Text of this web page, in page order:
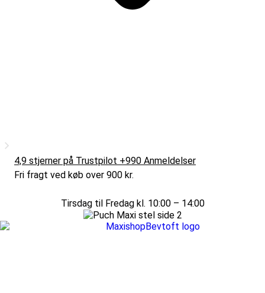
4,9 stjerner på Trustpilot +990 Anmeldelser
Fri fragt ved køb over 900 kr.
Tirsdag til Fredag kl. 10:00 – 14:00